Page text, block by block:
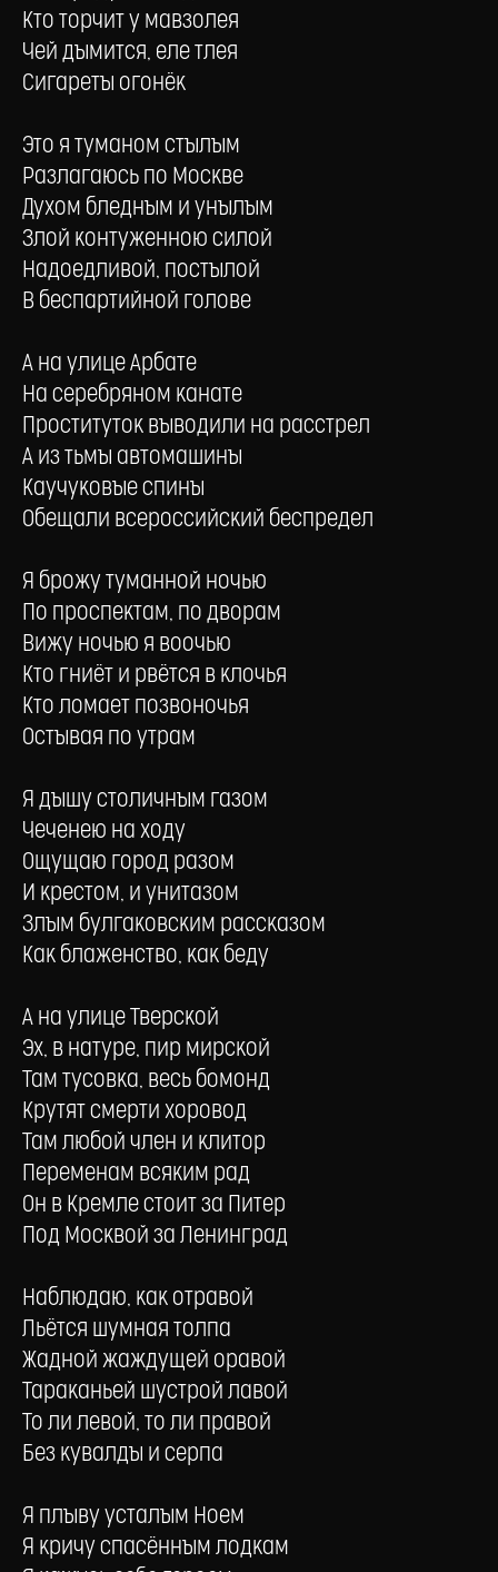
Кто торчит у мавзолея
Чей дымится, еле тлея
Сигареты огонёк
Это я туманом стылым
Разлагаюсь по Москве
Духом бледным и унылым
Злой контуженною силой
Надоедливой, постылой
В беспартийной голове
А на улице Арбате
На серебряном канате
Проституток выводили на расстрел
А из тьмы автомашины
Каучуковые спины
Обещали всероссийский беспредел
Я брожу туманной ночью
По проспектам, по дворам
Вижу ночью я воочью
Кто гниёт и рвётся в клочья
Кто ломает позвоночья
Остывая по утрам
Я дышу столичным газом
Чеченею на ходу
Ощущаю город разом
И крестом, и унитазом
Злым булгаковским рассказом
Как блаженство, как беду
А на улице Тверской
Эх, в натуре, пир мирской
Там тусовка, весь бомонд
Крутят смерти хоровод
Там любой член и клитор
Переменам всяким рад
Он в Кремле стоит за Питер
Под Москвой за Ленинград
Наблюдаю, как отравой
Льётся шумная толпа
Жадной жаждущей оравой
Тараканьей шустрой лавой
То ли левой, то ли правой
Без кувалды и серпа
Я плыву усталым Ноем
Я кричу спасённым лодкам